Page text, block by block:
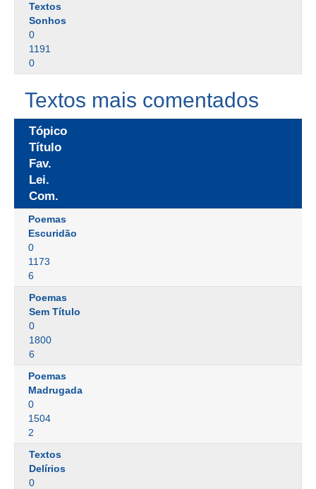
Textos
Sonhos
0
1191
0
Textos mais comentados
Tópico
Título
Fav.
Lei.
Com.
Poemas
Escuridão
0
1173
6
Poemas
Sem Título
0
1800
6
Poemas
Madrugada
0
1504
2
Textos
Delírios
0